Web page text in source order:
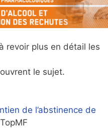
revoir plus en détail les
le sujet.
de l’abstinence de